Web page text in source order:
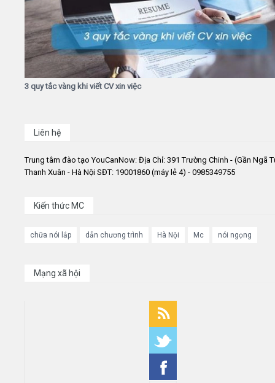
3 quy tắc vàng khi viết CV xin việc
Liên hệ
Trung tâm đào tạo YouCanNow: Địa Chỉ: 391 Trường Chinh - (Gần Ngã
Thanh Xuân - Hà Nội SĐT: 19001860 (máy lẻ 4) - 0985349755
Kiến thức MC
chữa nói lắp dẫn chương trình Hà Nội Mc nói ngọng
Mạng xã hội